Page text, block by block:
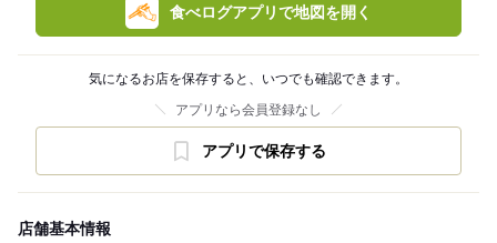
食べログアプリで地図を開く
気になるお店を保存すると、いつでも確認できます。
アプリなら会員登録なし
アプリで保存する
店舗基本情報